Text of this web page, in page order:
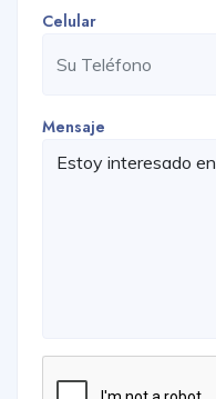
Celular
Mensaje